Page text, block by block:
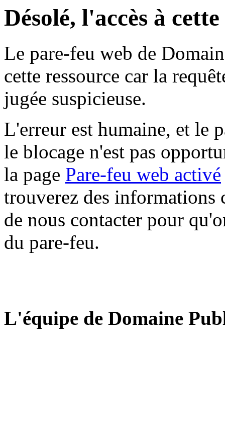
Désolé, l'accès à
Le pare-feu web de
cette ressource car la
jugée suspicieuse.
L'erreur est humaine, et le
le blocage n'est pas
la page Pare-feu web activé
trouverez des informations
de nous contacter pour
du pare-feu.
L'équipe de Domaine